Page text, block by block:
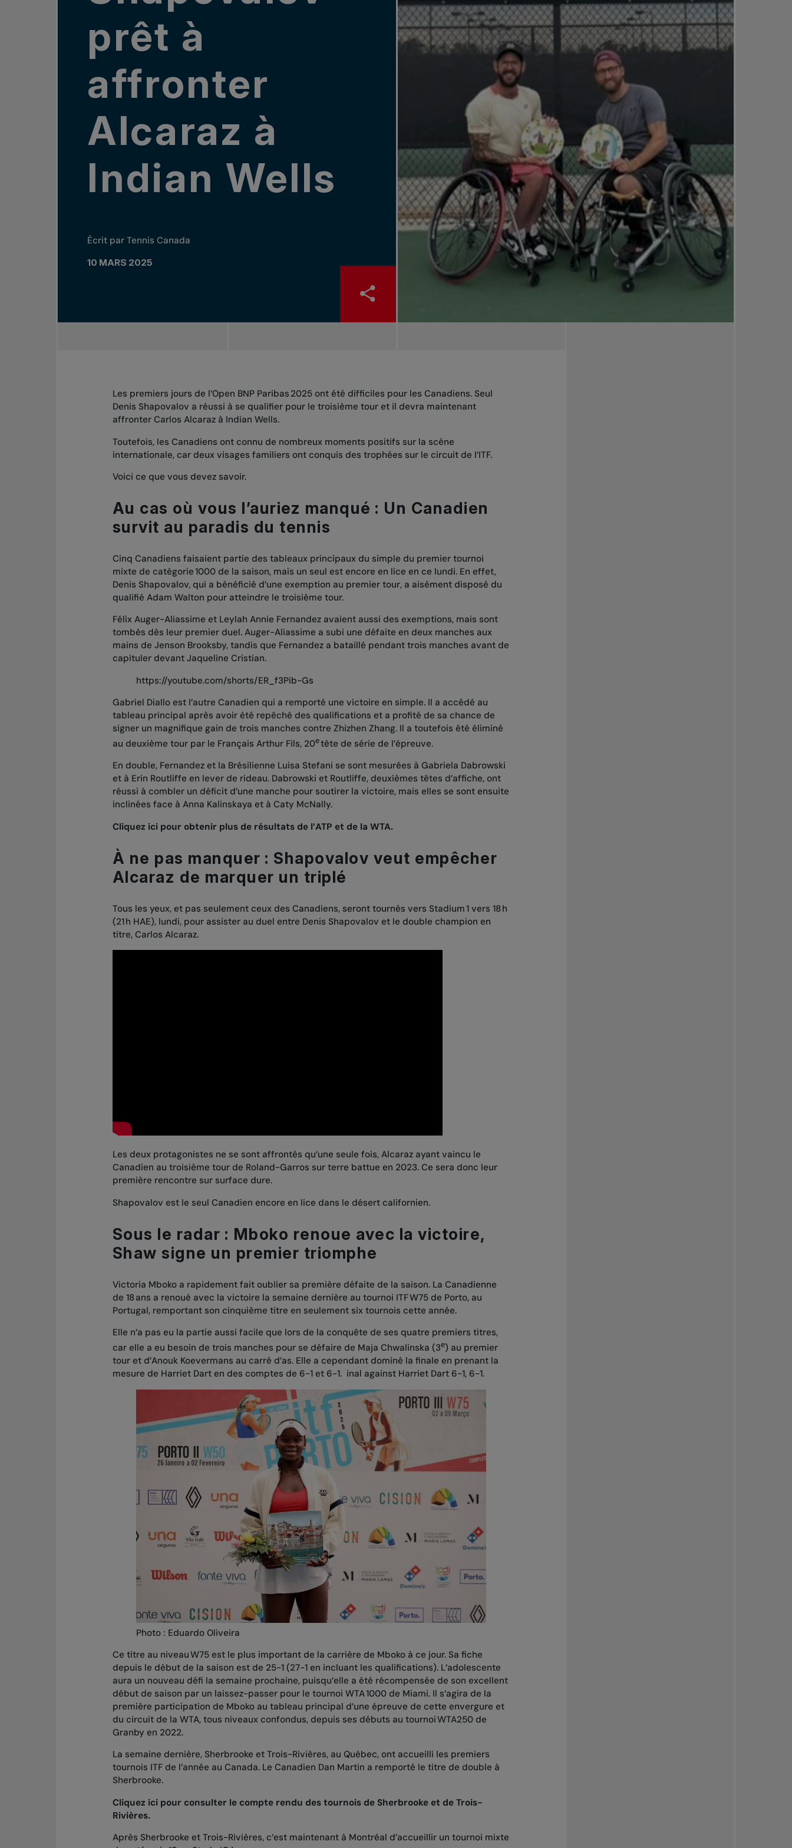
prêt à
affronter
Alcaraz à
Indian Wells
Écrit par Tennis Canada
10 MARS 2025
Les premiers jours de l’Open BNP Paribas 2025 ont été difficiles pour les Canadiens. Seul
Denis Shapovalov a réussi à se qualifier pour le troisième tour et il devra maintenant
affronter Carlos Alcaraz à Indian Wells.
Toutefois, les Canadiens ont connu de nombreux moments positifs sur la scène
internationale, car deux visages familiers ont conquis des trophées sur le circuit de l’ITF.
Voici ce que vous devez savoir.
Au cas où vous l’auriez manqué : Un Canadien
survit au paradis du tennis
Cinq Canadiens faisaient partie des tableaux principaux du simple du premier tournoi
mixte de catégorie 1000 de la saison, mais un seul est encore en lice en ce lundi. En effet,
Denis Shapovalov, qui a bénéficié d’une exemption au premier tour, a aisément disposé du
qualifié Adam Walton pour atteindre le troisième tour.
Félix Auger-Aliassime et Leylah Annie Fernandez avaient aussi des exemptions, mais sont
tombés dès leur premier duel. Auger-Aliassime a subi une défaite en deux manches aux
mains de Jenson Brooksby, tandis que Fernandez a bataillé pendant trois manches avant de
capituler devant Jaqueline Cristian.
https://youtube.com/shorts/ER_f3Pib-Gs
Gabriel Diallo est l’autre Canadien qui a remporté une victoire en simple. Il a accédé au
tableau principal après avoir été repêché des qualifications et a profité de sa chance de
signer un magnifique gain de trois manches contre Zhizhen Zhang. Il a toutefois été éliminé
au deuxième tour par le Français Arthur Fils, 20etête de série de l’épreuve.
En double, Fernandez et la Brésilienne Luisa Stefani se sont mesurées à Gabriela Dabrowski
et à Erin Routliffe en lever de rideau. Dabrowski et Routliffe, deuxièmes têtes d’affiche, ont
réussi à combler un déficit d’une manche pour soutirer la victoire, mais elles se sont ensuite
inclinées face à Anna Kalinskaya et à Caty McNally.
Cliquez ici pour obtenir plus de résultats de l’ATP et de la WTA.
À ne pas manquer : Shapovalov veut empêcher
Alcaraz de marquer un triplé
Tous les yeux, et pas seulement ceux des Canadiens, seront tournés vers Stadium 1 vers 18 h
(21 h HAE), lundi, pour assister au duel entre Denis Shapovalov et le double champion en
titre, Carlos Alcaraz.
Les deux protagonistes ne se sont affrontés qu’une seule fois, Alcaraz ayant vaincu le
Canadien au troisième tour de Roland-Garros sur terre battue en 2023. Ce sera donc leur
première rencontre sur surface dure.
Shapovalov est le seul Canadien encore en lice dans le désert californien.
Sous le radar : Mboko renoue avec la victoire,
Shaw signe un premier triomphe
Victoria Mboko a rapidement fait oublier sa première défaite de la saison. La Canadienne
de 18 ans a renoué avec la victoire la semaine dernière au tournoi ITF W75 de Porto, au
Portugal, remportant son cinquième titre en seulement six tournois cette année.
Elle n’a pas eu la partie aussi facile que lors de la conquête de ses quatre premiers titres,
car elle a eu besoin de trois manches pour se défaire de Maja Chwalinska (3e) au premier
tour et d’Anouk Koevermans au carré d’as. Elle a cependant dominé la finale en prenant la
mesure de Harriet Dart en des comptes de 6-1 et 6-1. inal against Harriet Dart 6-1, 6-1.
Photo : Eduardo Oliveira
Ce titre au niveau W75 est le plus important de la carrière de Mboko à ce jour. Sa fiche
depuis le début de la saison est de 25-1 (27-1 en incluant les qualifications). L’adolescente
aura un nouveau défi la semaine prochaine, puisqu’elle a été récompensée de son excellent
début de saison par un laissez-passer pour le tournoi WTA 1000 de Miami. Il s’agira de la
première participation de Mboko au tableau principal d’une épreuve de cette envergure et
du circuit de la WTA, tous niveaux confondus, depuis ses débuts au tournoi WTA250 de
Granby en 2022.
La semaine dernière, Sherbrooke et Trois-Rivières, au Québec, ont accueilli les premiers
tournois ITF de l’année au Canada. Le Canadien Dan Martin a remporté le titre de double à
Sherbrooke.
Cliquez ici pour consulter le compte rendu des tournois de Sherbrooke et de Trois-
Rivières.
Après Sherbrooke et Trois-Rivières, c’est maintenant à Montréal d’accueillir un tournoi mixte